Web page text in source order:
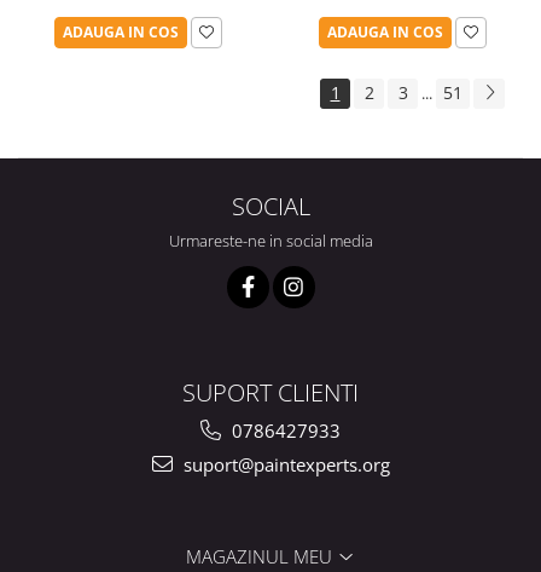
ADAUGA IN COS ADAUGA IN COS
1 2 3 ... 51
SOCIAL
Urmareste-ne in social media
SUPORT CLIENTI
0786427933
suport@paintexperts.org
MAGAZINUL MEU